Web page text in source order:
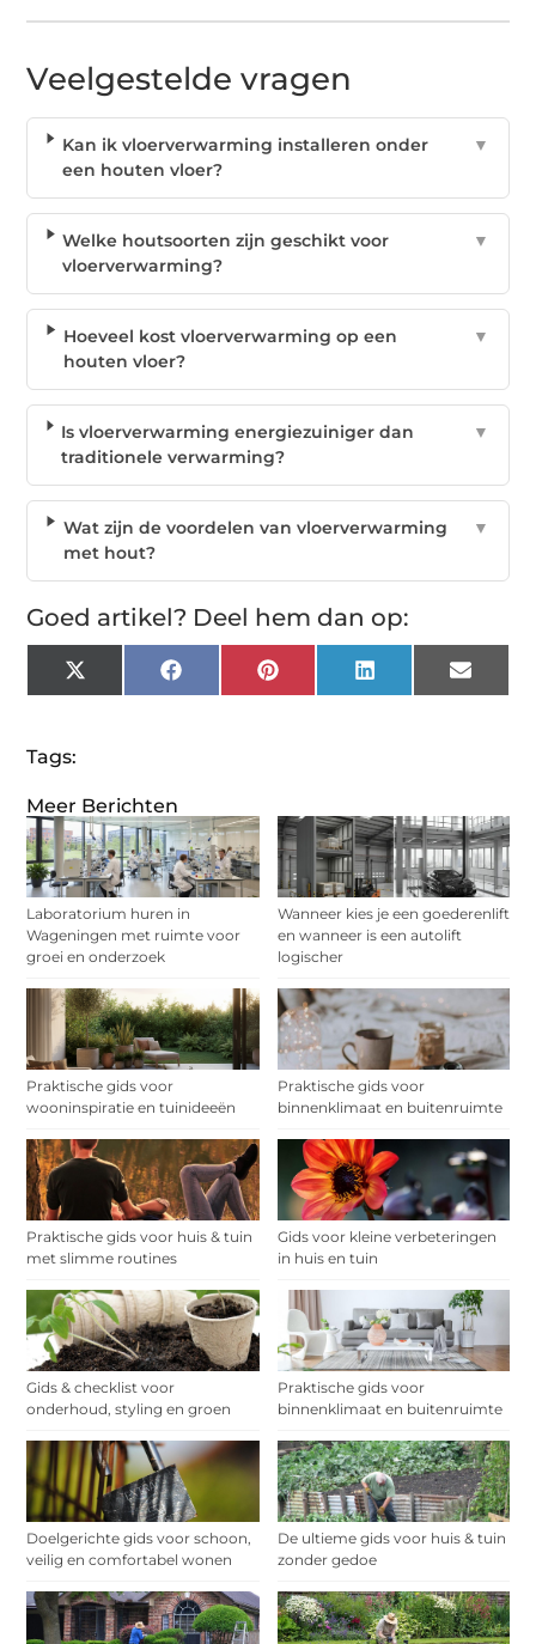
Meer Berichten
Laboratorium huren in
Wageningen met ruimte voor
groei en onderzoek
Wanneer kies je een goederenlift
en wanneer is een autolift
logischer
Praktische gids voor
wooninspiratie en tuinideeën
Praktische gids voor
binnenklimaat en buitenruimte
Praktische gids voor huis & tuin
met slimme routines
Gids voor kleine verbeteringen
in huis en tuin
Gids & checklist voor
onderhoud, styling en groen
Praktische gids voor
binnenklimaat en buitenruimte
Doelgerichte gids voor schoon,
veilig en comfortabel wonen
De ultieme gids voor huis & tuin
zonder gedoe
Veelgestelde vragen
Kan ik vloerverwarming installeren onder
een houten vloer?
▼
Welke houtsoorten zijn geschikt voor
vloerverwarming?
▼
Hoeveel kost vloerverwarming op een
houten vloer?
▼
Is vloerverwarming energiezuiniger dan
traditionele verwarming?
▼
Wat zijn de voordelen van vloerverwarming
met hout?
▼
Goed artikel? Deel hem dan op:
X
(Twitter)
Facebook Pinterest LinkedIn Email
Tags: